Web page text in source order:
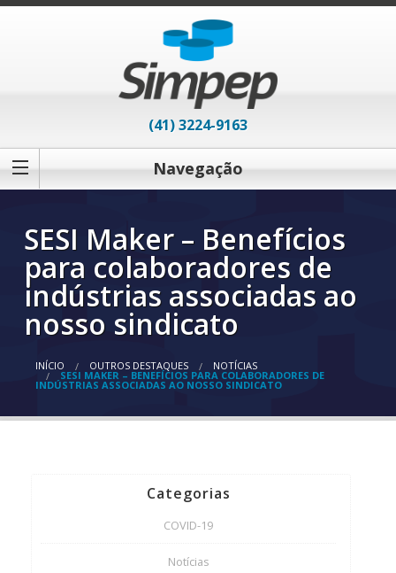
(41) 3224-9163
Navegação
SESI Maker – Benefícios
para colaboradores de
indústrias associadas ao
nosso sindicato
INÍCIO OUTROS DESTAQUES NOTÍCIAS
SESI MAKER – BENEFÍCIOS PARA COLABORADORES DE
INDÚSTRIAS ASSOCIADAS AO NOSSO SINDICATO
Categorias
COVID-19
Notícias